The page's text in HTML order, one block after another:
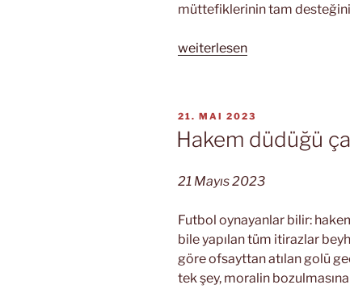
müttefiklerinin tam
„Meşrulaştırma
weiterlesen
VERÖFFENTLICHT
AM
21. MAI 2023
Hakem düdüğü
21 Mayıs 2023
Futbol oynayanlar bilir:
bile yapılan tüm itirazlar
göre ofsayttan atılan golü
tek şey, moralin